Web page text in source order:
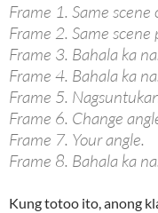
Frame 1. Same
Frame 2. Same scene
Frame 3. Bahala ka na.
Frame 4. Bahala ka na.
Frame 5.
Frame 6. Change
Frame 7. Your angle.
Frame 8. Bahala ka na.
Kung totoo ito, anong